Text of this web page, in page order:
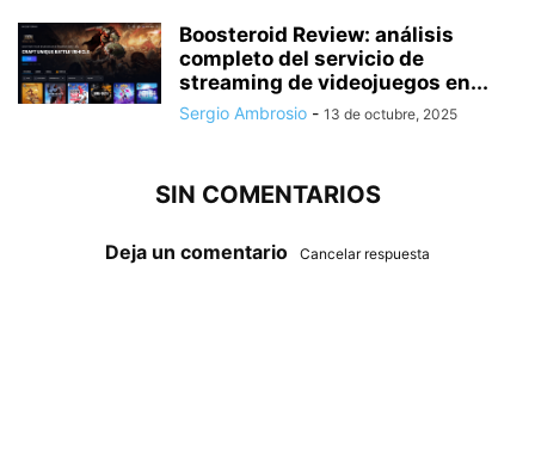
Boosteroid Review: análisis
completo del servicio de
streaming de videojuegos en...
Sergio Ambrosio - 13 de octubre, 2025
SIN COMENTARIOS
Deja un comentario Cancelar respuesta